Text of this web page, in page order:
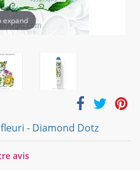
expand
- Diamond Dotz
avis